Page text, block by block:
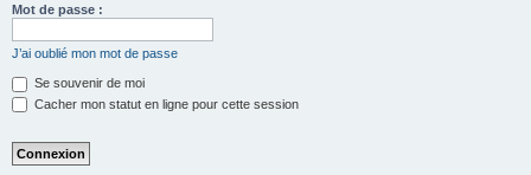
Mot de passe :
J’ai oublié mon mot de passe
Se souvenir de moi
Cacher mon statut en ligne pour cette session